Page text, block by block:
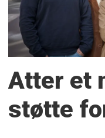
Atter et
støtte